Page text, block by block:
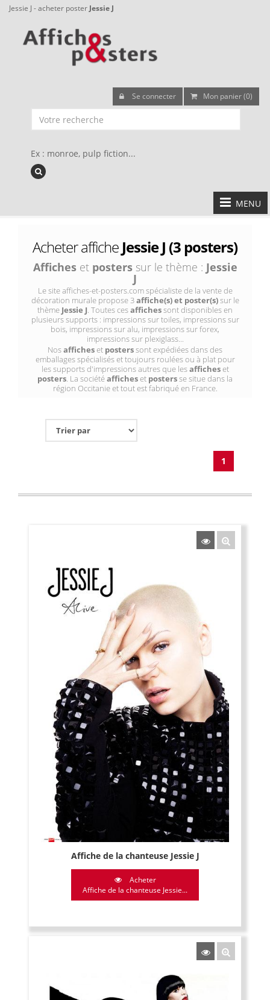
Jessie J - acheter poster Jessie J
Se connecter Mon panier (0)
Ex : monroe, pulp fiction...
MENU
Acheter affiche Jessie J (3 posters)
Afficheset posterssur le thème : Jessie
J
Le site affiches-et-posters.com spécialiste de la vente de
décoration murale propose 3affiche(s) et poster(s)sur le
thème Jessie J. Toutes cesaffichessont disponibles en
plusieurs supports : impressions sur toiles, impressions sur
bois, impressions sur alu, impressions sur forex,
impressions sur plexiglass...
Nosafficheset posterssont expédiées dans des
emballages spécialisés et toujours roulées ou à plat pour
les supports d'impressions autres que lesafficheset
posters. La sociétéafficheset postersse situe dans la
région Occitanie et tout est fabriqué en France.
1
Affiche de la chanteuse Jessie J
Acheter
Affiche de la chanteuse Jessie...